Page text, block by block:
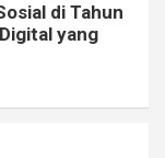
di Tahun
yang